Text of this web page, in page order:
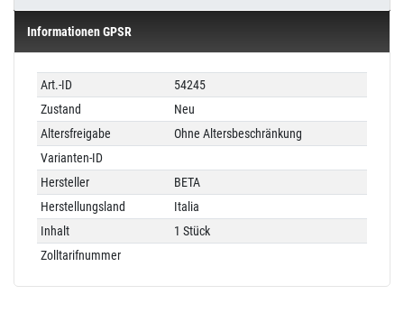
Informationen GPSR
Technisches
Merkmal
Wert
Art.-ID
54245
Zustand
Neu
Altersfreigabe
Ohne Altersbeschränkung
Varianten-ID
Hersteller
BETA
Herstellungsland
Italia
Inhalt
1 Stück
Zolltarifnummer